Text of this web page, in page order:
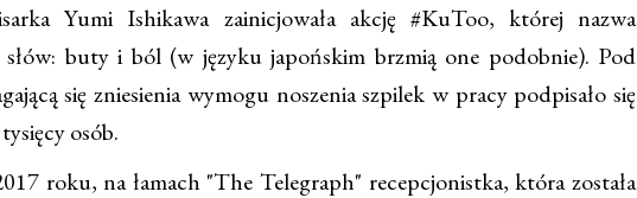
Yumi Ishikawa zainicjowała akcję #KuToo, której nazwa
buty i ból (w języku japońskim brzmią one podobnie). Pod
się zniesienia wymogu noszenia szpilek w pracy podpisało się
osób.
roku, na łamach "The Telegraph" recepcjonistka, która została